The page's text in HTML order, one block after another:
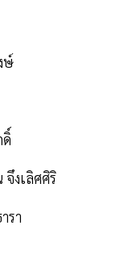
ษ์
งเลิศศิริ
รา